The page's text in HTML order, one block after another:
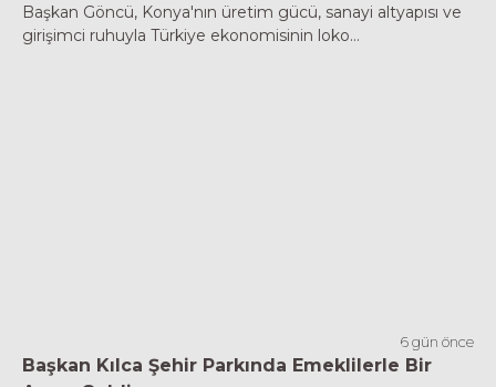
Başkan Göncü, Konya'nın üretim gücü, sanayi altyapısı ve
girişimci ruhuyla Türkiye ekonomisinin loko...
6 gün önce
Başkan Kılca Şehir Parkında Emeklilerle Bir